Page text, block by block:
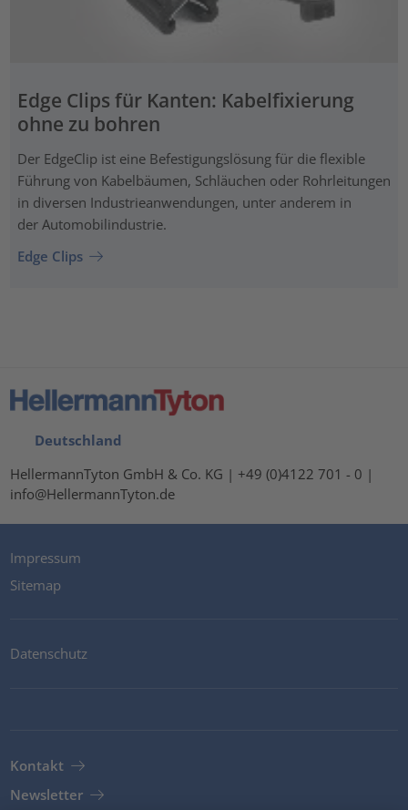
Edge Clips für Kanten: Kabelfixierung
ohne zu bohren
Der EdgeClip ist eine Befestigungslösung für die flexible
Führung von Kabelbäumen, Schläuchen oder Rohrleitungen
in diversen Industrieanwendungen, unter anderem in
der Automobilindustrie.
Edge Clips
Deutschland
HellermannTyton GmbH & Co. KG | +49 (0)4122 701 - 0 |
info@HellermannTyton.de
Impressum
Sitemap
Datenschutz
Kontakt
Newsletter